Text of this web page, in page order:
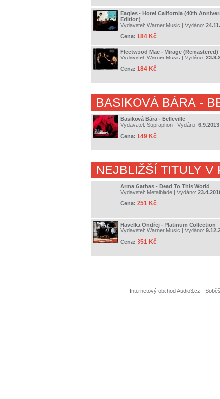
Eagles - Hotel California (40th
Edition)
Vydavatel: Warner Music | Vydáno:
Cena: 184 Kč
Fleetwood Mac - Mirage (Remastered)
Vydavatel: Warner Music | Vydáno:
Cena: 184 Kč
BASIKOVÁ BÁRA -
Basiková Bára - Belleville
Vydavatel: Supraphon | Vydáno: 6.9.2013
Cena: 149 Kč
NEJBLIŽŠÍ TITULY V
Arma Gathas - Dead To This World
Vydavatel: Metalblade | Vydáno:
Cena: 251 Kč
Havelka Ondřej - Platinum Collection
Vydavatel: Warner Music | Vydáno:
Cena: 351 Kč
Internetový obchod Audio3.cz -